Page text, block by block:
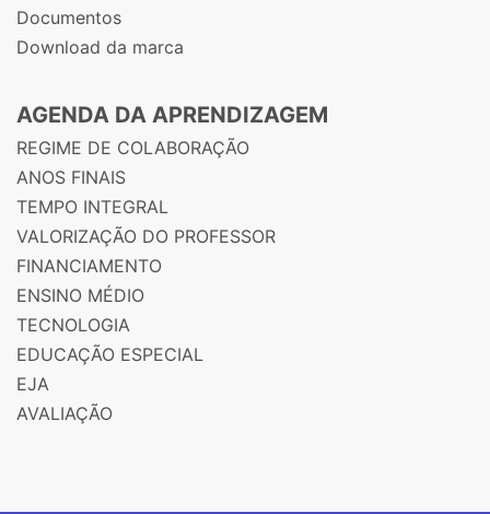
Documentos
Download da marca
AGENDA DA APRENDIZAGEM
REGIME DE COLABORAÇÃO
ANOS FINAIS
TEMPO INTEGRAL
VALORIZAÇÃO DO PROFESSOR
FINANCIAMENTO
ENSINO MÉDIO
TECNOLOGIA
EDUCAÇÃO ESPECIAL
EJA
AVALIAÇÃO